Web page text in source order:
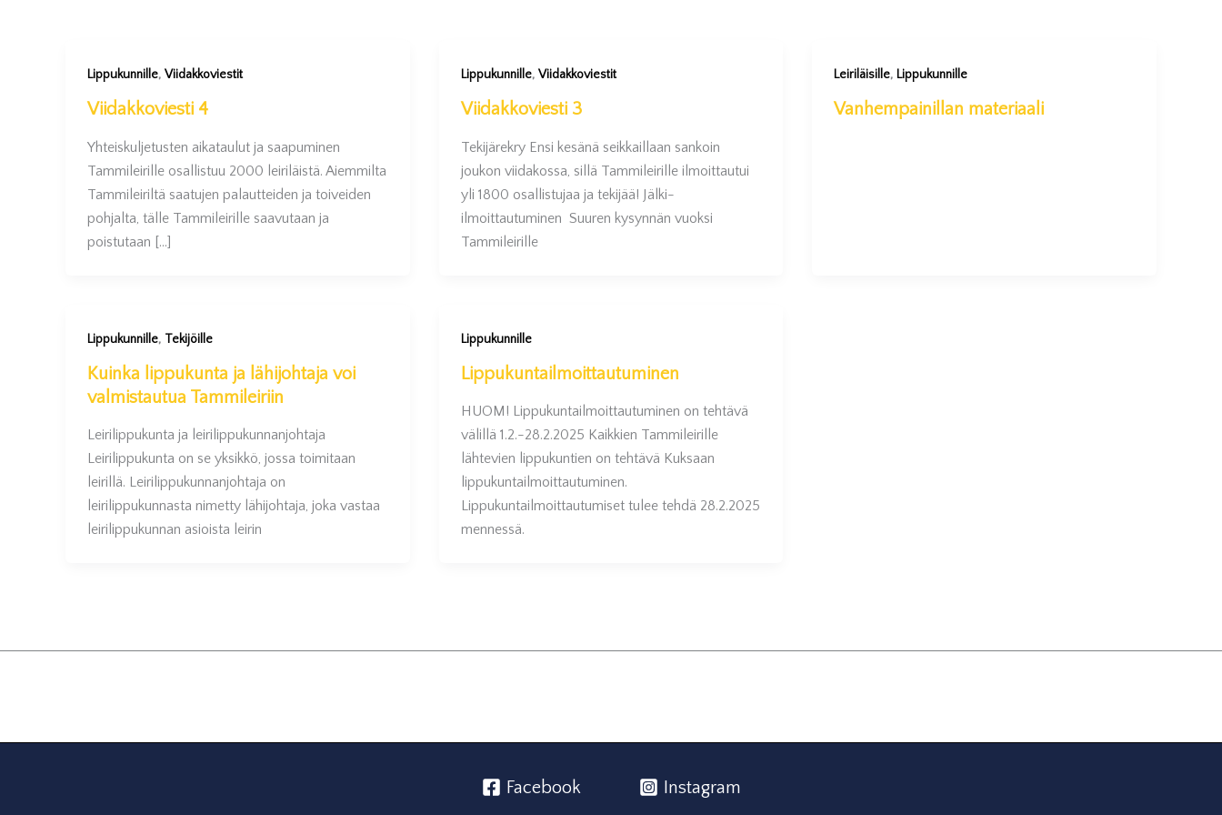
Lippukunnille, Viidakkoviestit
Viidakkoviesti 4
Yhteiskuljetusten aikataulut ja saapuminen
Tammileirille osallistuu 2000 leiriläistä. Aiemmilta
Tammileiriltä saatujen palautteiden ja toiveiden
pohjalta, tälle Tammileirille saavutaan ja
poistutaan […]
Lippukunnille, Viidakkoviestit
Viidakkoviesti 3
Tekijärekry Ensi kesänä seikkaillaan sankoin
joukon viidakossa, sillä Tammileirille ilmoittautui
yli 1800 osallistujaa ja tekijää! Jälki-
ilmoittautuminen Suuren kysynnän vuoksi
Tammileirille
Leiriläisille, Lippukunnille
Vanhempainillan materiaali
Lippukunnille, Tekijöille
Kuinka lippukunta ja lähijohtaja voi
valmistautua Tammileiriin
Leirilippukunta ja leirilippukunnanjohtaja
Leirilippukunta on se yksikkö, jossa toimitaan
leirillä. Leirilippukunnanjohtaja on
leirilippukunnasta nimetty lähijohtaja, joka vastaa
leirilippukunnan asioista leirin
Lippukunnille
Lippukuntailmoittautuminen
HUOM! Lippukuntailmoittautuminen on tehtävä
välillä 1.2.-28.2.2025 Kaikkien Tammileirille
lähtevien lippukuntien on tehtävä Kuksaan
lippukuntailmoittautuminen.
Lippukuntailmoittautumiset tulee tehdä 28.2.2025
mennessä.
Facebook Instagram